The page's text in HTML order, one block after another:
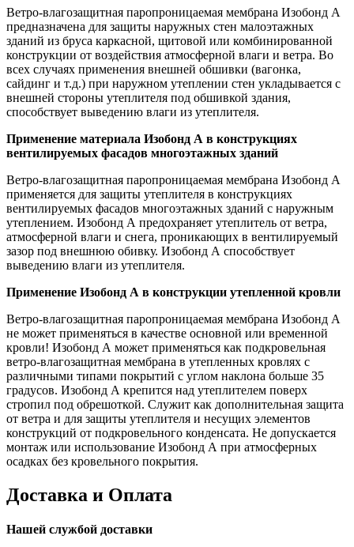
Ветро-влагозащитная паропроницаемая мембрана Изобонд А
предназначена для защиты наружных стен малоэтажных
зданий из бруса каркасной, щитовой или комбинированной
конструкции от воздействия атмосферной влаги и ветра. Во
всех случаях применения внешней обшивки (вагонка,
сайдинг и т.д.) при наружном утеплении стен укладывается с
внешней стороны утеплителя под обшивкой здания,
способствует выведению влаги из утеплителя.
Применение материала Изобонд А в конструкциях
вентилируемых фасадов многоэтажных зданий
Ветро-влагозащитная паропроницаемая мембрана Изобонд А
применяется для защиты утеплителя в конструкциях
вентилируемых фасадов многоэтажных зданий с наружным
утеплением. Изобонд А предохраняет утеплитель от ветра,
атмосферной влаги и снега, проникающих в вентилируемый
зазор под внешнюю обивку. Изобонд А способствует
выведению влаги из утеплителя.
Применение Изобонд А в конструкции утепленной кровли
Ветро-влагозащитная паропроницаемая мембрана Изобонд А
не может применяться в качестве основной или временной
кровли! Изобонд А может применяться как подкровельная
ветро-влагозащитная мембрана в утепленных кровлях с
различными типами покрытий с углом наклона больше 35
градусов. Изобонд А крепится над утеплителем поверх
стропил под обрешоткой. Служит как дополнительная защита
от ветра и для защиты утеплителя и несущих элементов
конструкций от подкровельного конденсата. Не допускается
монтаж или использование Изобонд А при атмосферных
осадках без кровельного покрытия.
Доставка и Оплата
Нашей службой доставки